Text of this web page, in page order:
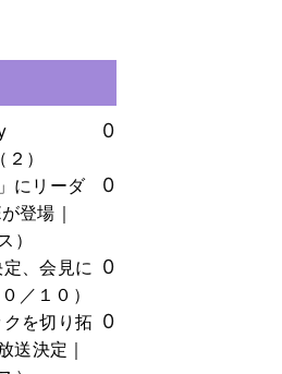
）
0
にリーダ
登場｜
）
0
定、会見に
／１０）
0
クを切り拓
送決定｜
0